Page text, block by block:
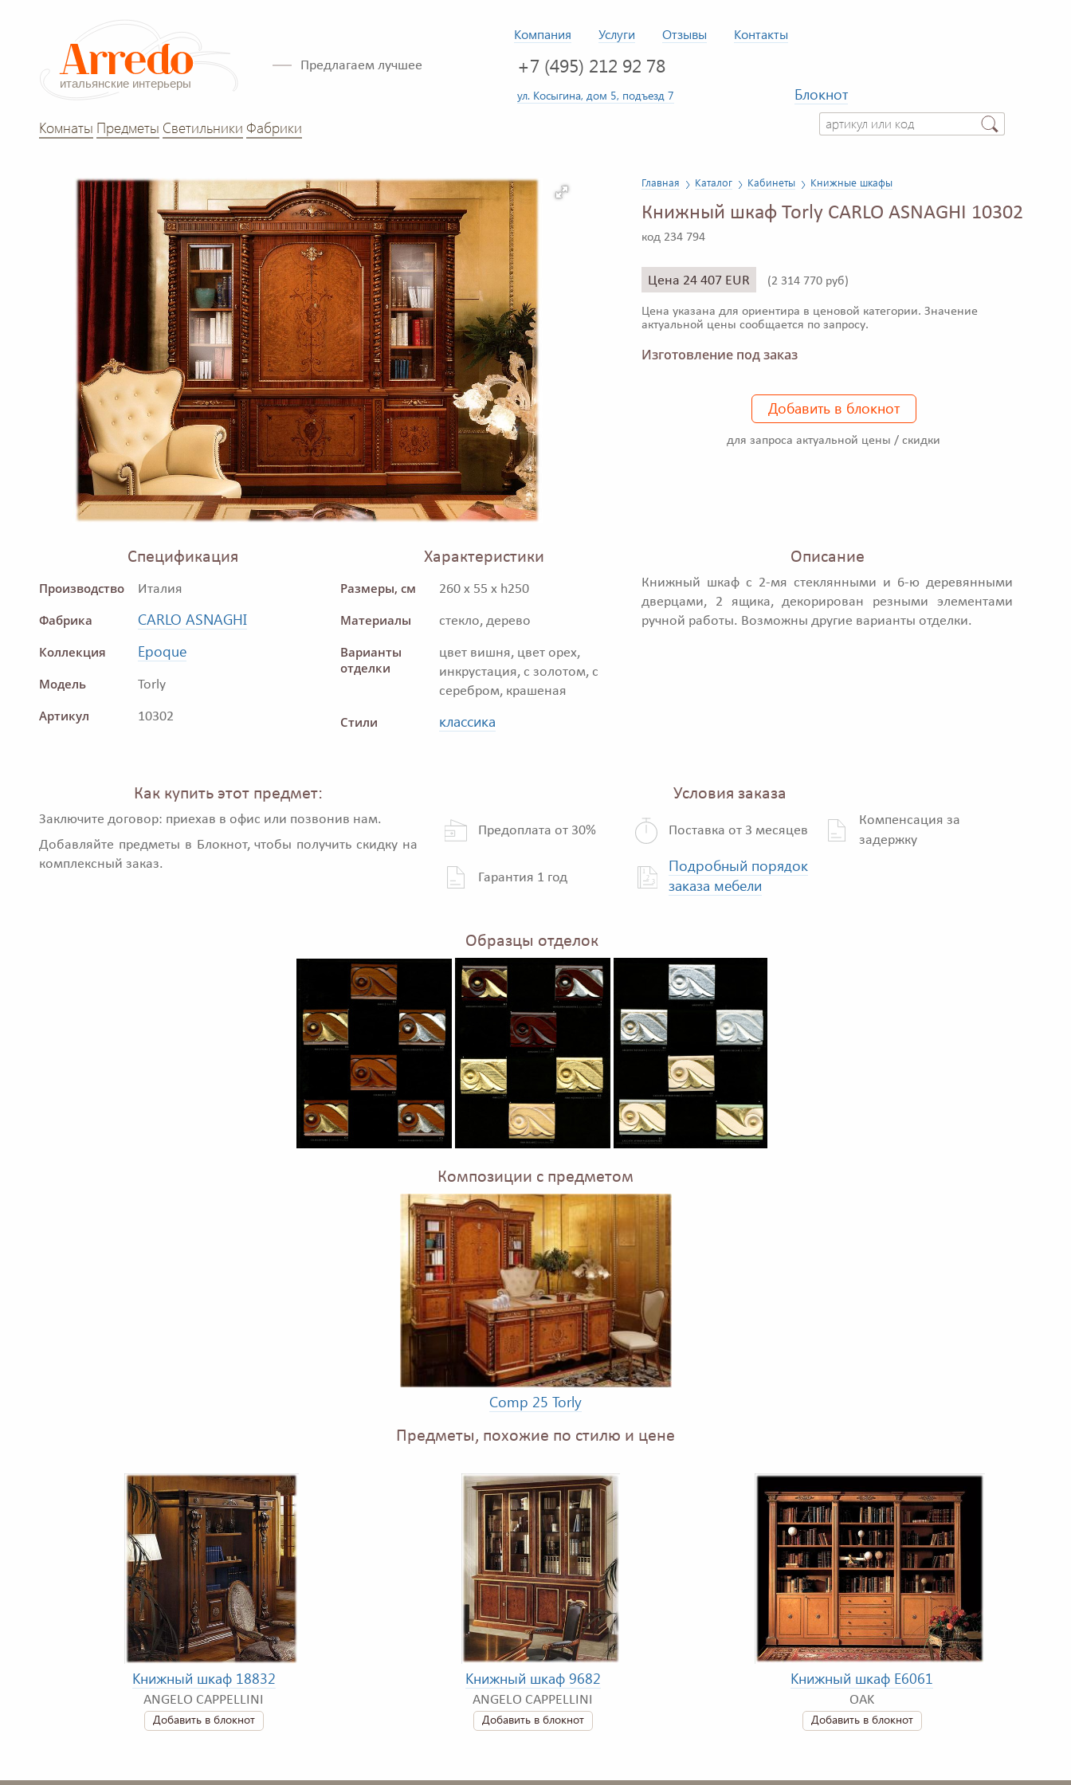
Компания Услуги Отзывы Контакты
Предлагаем лучшее +7 (495) 212 92 78
ул. Косыгина, дом 5, подъезд 7
Блокнот
Комнаты Предметы Светильники Фабрики
Главная Каталог Кабинеты Книжные шкафы
Книжный шкаф Torly CARLO ASNAGHI 10302
код 234 794
Цена 24 407 EUR (2 314 770 руб)
Цена указана для ориентира в ценовой категории. Значение
актуальной цены сообщается по запросу.
Изготовление под заказ
Добавить в блокнот
для запроса актуальной цены / скидки
Спецификация
Производство Италия
Фабрика CARLO ASNAGHI
Коллекция Epoque
Модель Torly
Артикул 10302
Характеристики
Размеры, см 260 x 55 x h250
Материалы стекло, дерево
Варианты
отделки
цвет вишня, цвет орех,
инкрустация, с золотом, с
серебром, крашеная
Стили классика
Описание
Книжный шкаф с 2-мя стеклянными и 6-ю деревянными
дверцами, 2 ящика, декорирован резными элементами
ручной работы. Возможны другие варианты отделки.
Как купить этот предмет:
Заключите договор: приехав в офис или позвонив нам.
Добавляйте предметы в Блокнот, чтобы получить скидку на
комплексный заказ.
Условия заказа
Предоплата от 30% Поставка от 3 месяцев
Компенсация за
задержку
Гарантия 1 год
Подробный порядок
заказа мебели
Образцы отделок
Композиции с предметом
Comp 25 Torly
Предметы, похожие по стилю и цене
Книжный шкаф 18832
ANGELO CAPPELLINI
Добавить в блокнот
Книжный шкаф 9682
ANGELO CAPPELLINI
Добавить в блокнот
Книжный шкаф E6061
OAK
Добавить в блокнот